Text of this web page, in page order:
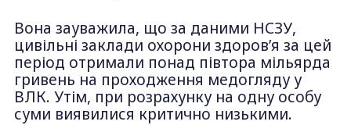
Вона зауважила, що за даними НСЗУ,
цивільні заклади охорони здоров’я за цей
період отримали понад півтора мільярда
гривень на проходження медогляду у
ВЛК. Утім, при розрахунку на одну особу
суми виявилися критично низькими.